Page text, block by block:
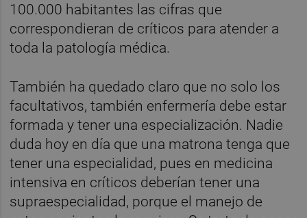
100.000 habitantes las cifras que
correspondieran de críticos para atender a
toda la patología médica.
También ha quedado claro que no solo los
facultativos, también enfermería debe estar
formada y tener una especialización. Nadie
duda hoy en día que una matrona tenga que
tener una especialidad, pues en medicina
intensiva en críticos deberían tener una
supraespecialidad, porque el manejo de